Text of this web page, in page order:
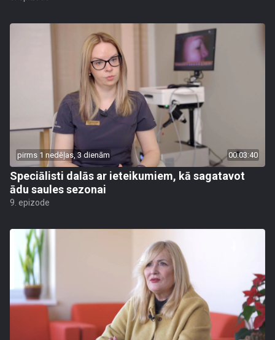
pirms 1 nedēļas, 3 dienām 00:03:40
Speciālisti dalās ar ieteikumiem, kā sagatavot
ādu saules sezonai
9. epizode